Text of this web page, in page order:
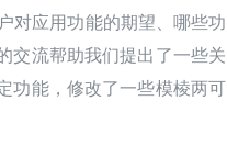
对应用功能的期望、哪些功
交流帮助我们提出了一些关
功能，修改了一些模棱两可